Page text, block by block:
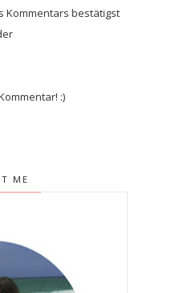
Kommentars bestätigst
:)
ME